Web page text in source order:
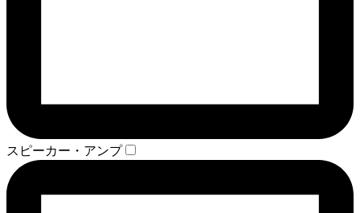
スピーカー・アンプ